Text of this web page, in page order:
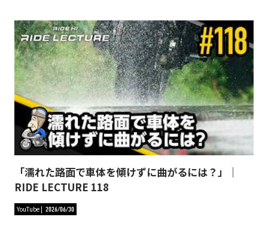
「濡れた路面で車体を傾けずに曲がるには？」｜
RIDE LECTURE 118
YouTube 2026/06/30